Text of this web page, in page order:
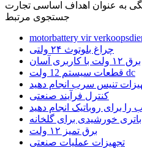
جستجوی مرتبط
motorbattery vir
چراغ بلوتوث ۲۴ ولتی
برق ۱۲ ولت با کاربری آسان
قطعات سیستم 12 ولت dc
تنیس سرب انجام دهید
کنترل فرآیند صنعتی
برای روباتیک انجام دهید
باتری خورشیدی برای گلخانه
برق تمیز ۱۲ ولت
تجهیزات عملیات صنعتی